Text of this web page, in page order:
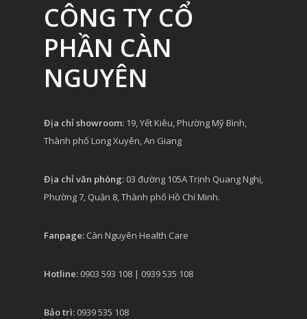
CÔNG TY CỔ
PHẦN CÀN
NGUYÊN
Địa chỉ showroom: 19, Yết Kiêu, Phường Mỹ Bình,
Thành phố Long Xuyên, An Giang
Địa chỉ văn phòng: 03 đường 105A Trịnh Quang Nghị,
Phường 7, Quận 8, Thành phố Hồ Chí Minh.
Fanpage: Càn Nguyên Health Care
Hotline: 0903 593 108 | 0939 535 108
Bảo trì: 0939 535 108